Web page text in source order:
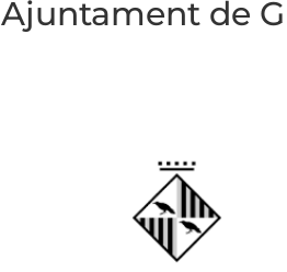
Ajuntament de